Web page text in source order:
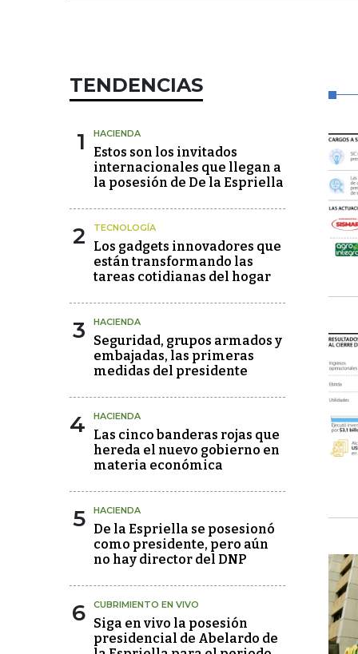
TENDENCIAS
1 HACIENDA
Estos son los invitados
internacionales que llegan a
la posesión de De la Espriella
2 TECNOLOGÍA
Los gadgets innovadores que
están transformando las
tareas cotidianas del hogar
3 HACIENDA
Seguridad, grupos armados y
embajadas, las primeras
medidas del presidente
4 HACIENDA
Las cinco banderas rojas que
hereda el nuevo gobierno en
materia económica
5 HACIENDA
De la Espriella se posesionó
como presidente, pero aún
no hay director del DNP
6 CUBRIMIENTO EN VIVO
Siga en vivo la posesión
presidencial de Abelardo de